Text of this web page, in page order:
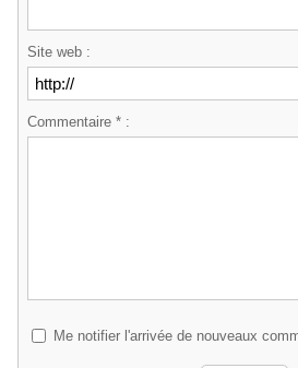
Site web :
Commentaire * :
Me notifier l'arrivée de nouveaux